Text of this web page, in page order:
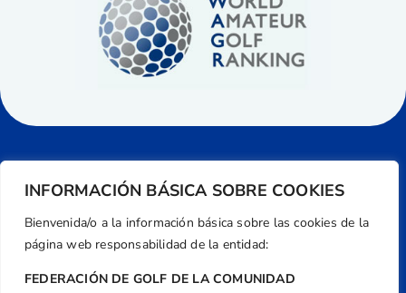
INFORMACIÓN BÁSICA SOBRE COOKIES
Bienvenida/o a la información básica sobre las cookies de la
página web responsabilidad de la entidad:
FEDERACIÓN DE GOLF DE LA COMUNIDAD